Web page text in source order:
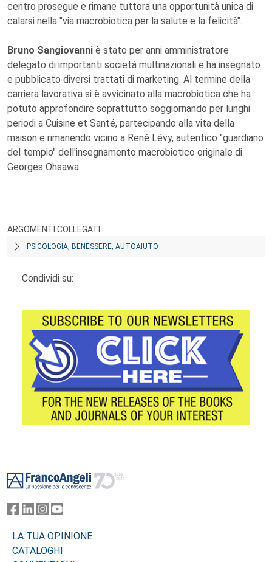
centro prosegue e rimane tuttora una opportunità unica di
calarsi nella "via macrobiotica per la salute e la felicità".
Bruno Sangiovanni è stato per anni amministratore
delegato di importanti società multinazionali e ha insegnato
e pubblicato diversi trattati di marketing. Al termine della
carriera lavorativa si è avvicinato alla macrobiotica che ha
potuto approfondire soprattutto soggiornando per lunghi
periodi a Cuisine et Santé, partecipando alla vita della
maison e rimanendo vicino a René Lévy, autentico "guardiano
del tempio" dell'insegnamento macrobiotico originale di
Georges Ohsawa.
ARGOMENTI COLLEGATI
PSICOLOGIA, BENESSERE, AUTOAIUTO
Condividi su:
LA TUA OPINIONE
CATALOGHI